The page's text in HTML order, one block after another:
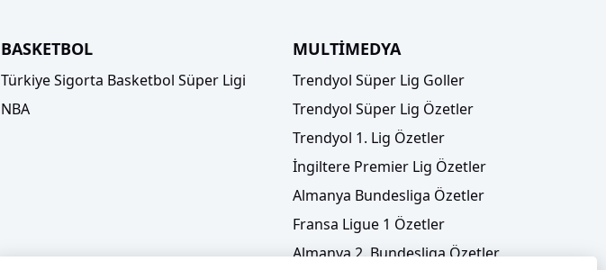
BASKETBOL
Türkiye Sigorta Basketbol Süper Ligi
NBA
MULTİMEDYA
Trendyol Süper Lig Goller
Trendyol Süper Lig Özetler
Trendyol 1. Lig Özetler
İngiltere Premier Lig Özetler
Almanya Bundesliga Özetler
Fransa Ligue 1 Özetler
Almanya 2. Bundesliga Özetler